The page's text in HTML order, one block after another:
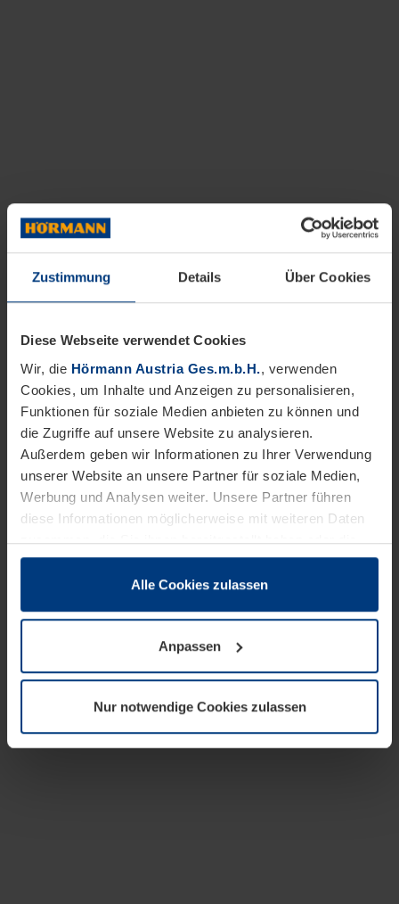
Zustimmung Details Über Cookies
Diese Webseite verwendet Cookies
Wir, die Hörmann Austria Ges.m.b.H., verwenden
Cookies, um Inhalte und Anzeigen zu personalisieren,
Funktionen für soziale Medien anbieten zu können und
die Zugriffe auf unsere Website zu analysieren.
Außerdem geben wir Informationen zu Ihrer Verwendung
unserer Website an unsere Partner für soziale Medien,
Werbung und Analysen weiter. Unsere Partner führen
diese Informationen möglicherweise mit weiteren Daten
zusammen, die Sie ihnen bereitgestellt haben oder die
sie im Rahmen Ihrer Nutzung der Dienste gesammelt
wenn diese für den Betrieb dieser Seite unbedingt
notwendig sind. Für alle anderen Cookie-Typen benötigen
wir Ihre Erlaubnis. Ihre Einwilligung können Sie jederzeit
Datenschutzerklärungunserer Website ändern oder
widerrufen.
Alle Cookies zulassen
Anpassen
Nur notwendige Cookies zulassen